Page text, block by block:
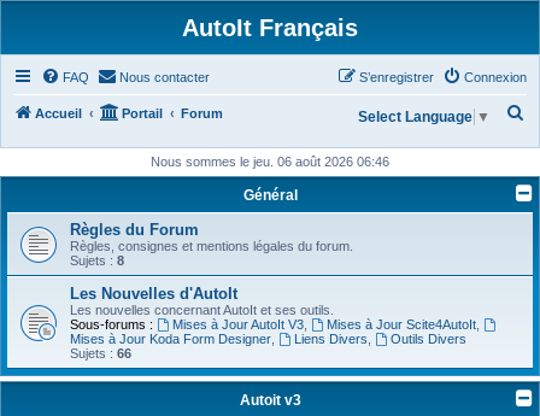
AutoIt Français
FAQ Nous contacter Connexion
S’enregistrer
Accueil Portail Forum
h
r
Select Language ▼
Nous sommes le jeu. 06 août 2026 06:46
Général
Règles du Forum
Règles, consignes et mentions légales du forum.
Sujets : 8
Les Nouvelles d'AutoIt
Les nouvelles concernant AutoIt et ses outils.
Sous-forums :
Mises à Jour AutoIt V3, Mises à Jour Scite4AutoIt,
Mises à Jour Koda Form Designer
Liens Divers
Outils Divers
Sujets : 66
Autoit v3